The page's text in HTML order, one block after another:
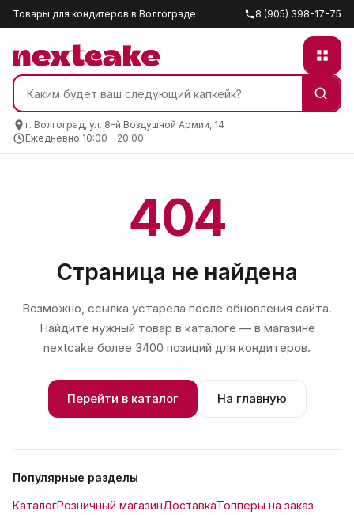
Товары для кондитеров в Волгограде 8 (905) 398-17-75
г. Волгоград, ул. 8-й Воздушной Армии, 14
Ежедневно 10:00 – 20:00
404
Страница не найдена
Возможно, ссылка устарела после обновления сайта.
Найдите нужный товар в каталоге — в магазине
nextcake более 3400 позиций для кондитеров.
Перейти в каталог На главную
Популярные разделы
КаталогРозничный магазинДоставкаТопперы на заказ